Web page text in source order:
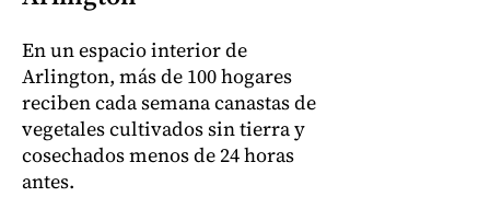
En un espacio interior de
Arlington, más de 100 hogares
reciben cada semana canastas de
vegetales cultivados sin tierra y
cosechados menos de 24 horas
antes.